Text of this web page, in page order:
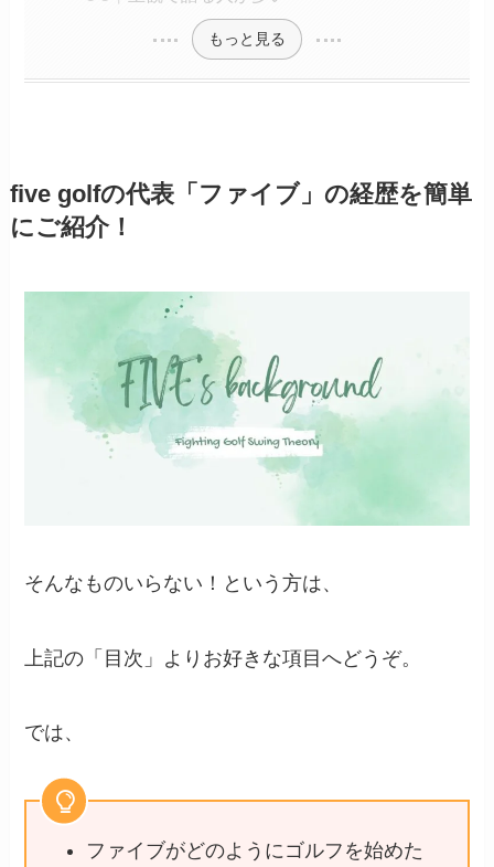
もっと見る
five golfの代表「ファイブ」の経歴を簡単
にご紹介！
そんなものいらない！という方は、
上記の「目次」よりお好きな項目へどうぞ。
では、
ファイブがどのようにゴルフを始めた